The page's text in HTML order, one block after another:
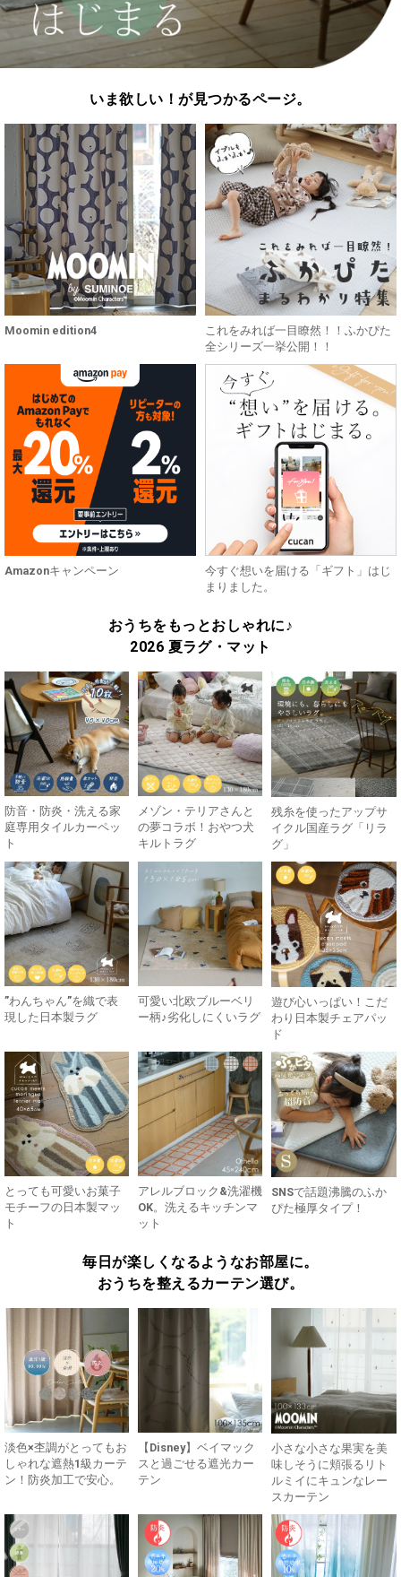
いま欲しい！が見つかるページ。
Moomin edition4
これをみれば一目瞭然！！ふかぴた
全シリーズ一挙公開！！
Amazonキャンペーン
今すぐ想いを届ける「ギフト」はじ
まりました。
おうちをもっとおしゃれに♪
2026 夏ラグ・マット
防音・防炎・洗える家
庭専用タイルカーペッ
ト
メゾン・テリアさんと
の夢コラボ！おやつ犬
キルトラグ
残糸を使ったアップサ
イクル国産ラグ「リラ
グ」
”わんちゃん”を織で表
現した日本製ラグ
可愛い北欧ブルーベリ
ー柄♪劣化しにくいラグ
遊び心いっぱい！こだ
わり日本製チェアパッ
ド
とっても可愛いお菓子
モチーフの日本製マッ
ト
アレルブロック&洗濯機
OK。洗えるキッチンマ
ット
SNSで話題沸騰のふか
ぴた極厚タイプ！
毎日が楽しくなるようなお部屋に。
おうちを整えるカーテン選び。
淡色×杢調がとってもお
しゃれな遮熱1級カーテ
ン！防炎加工で安心。
【Disney】ベイマック
スと過ごせる遮光カー
テン
小さな小さな果実を美
味しそうに頬張るリト
ルミイにキュンなレー
スカーテン